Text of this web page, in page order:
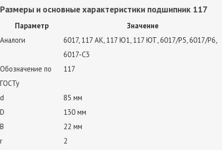
Размеры и основные характеристики подшипник 117
Параметр
Значение
Аналоги
6017, 117 АК, 117 Ю1, 117 ЮТ, 6017/P5, 6017/P6,
6017-C3
Обозначение по
ГОСТу
117
d
85 мм
D
130 мм
B
22 мм
r
2